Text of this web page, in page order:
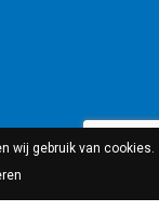
wij gebruik van cookies.